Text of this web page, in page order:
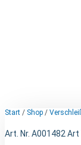
Start / Shop /
Art. Nr. A001482Art